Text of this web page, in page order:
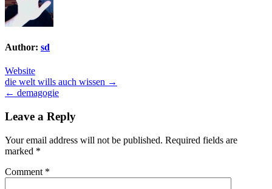
Author: sd
Website
Post
navigation
die welt wills auch wissen →
← demagogie
Leave a Reply
Your email address will not be published. Required fields are
marked *
Comment *